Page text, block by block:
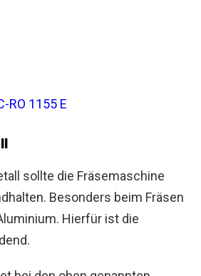
RO 1155 E
sollte die Fräsemaschine
Besonders beim Fräsen
Hierfür ist die